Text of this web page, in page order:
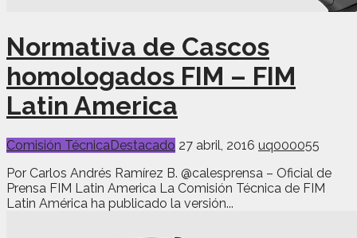
Normativa de Cascos
homologados FIM – FIM
Latin America
Comisión TécnicaDestacado 27 abril, 2016 uq000055
Por Carlos Andrés Ramírez B. @calesprensa – Oficial de
Prensa FIM Latin America La Comisión Técnica de FIM
Latin América ha publicado la versión...